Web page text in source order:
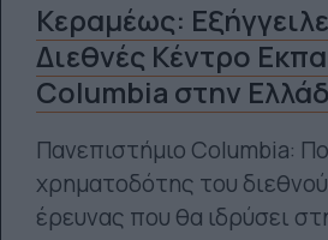
Κεραμέως:
Διεθνές Κέντρο
Columbia στην
Πανεπιστήμιο Columbia:
χρηματοδότης του
έρευνας που θα ιδρύσει